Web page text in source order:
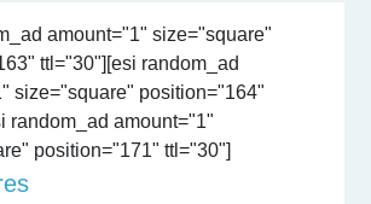
amount="1" size="square"
ttl="30"][esi random_ad
size="square" position="164"
random_ad amount="1"
position="171" ttl="30"]